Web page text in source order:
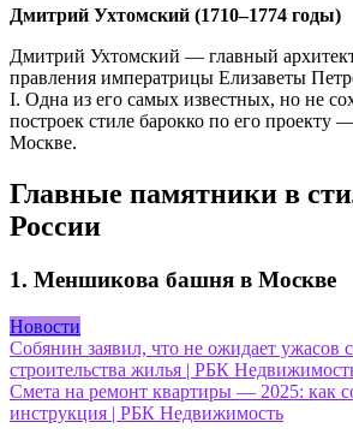
Дмитрий Ухтомский (1710–1774 годы)
Дмитрий Ухтомский — главный
правления императрицы Елизаветы
I. Одна из его самых известных, но не
построек стиле барокко по его проекту
Москве.
Главные памятники в
России
1. Меншикова башня в Москве
Новости
Навигация
по
записям
Собянин заявил, что не ожидает ужасов
строительства жилья | РБК
Смета на ремонт квартиры — 2025: как
инструкция | РБК Недвижимость